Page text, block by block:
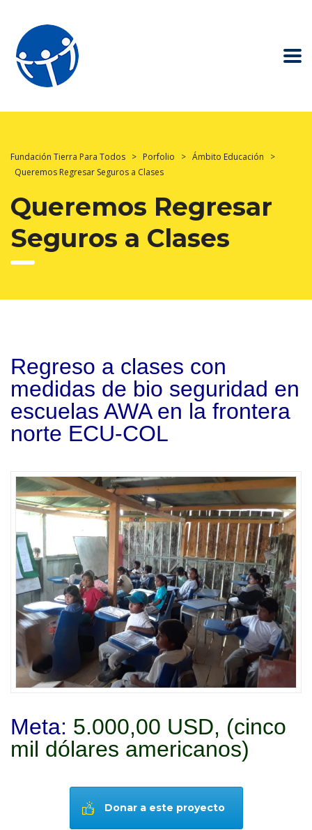
Fundación Tierra Para Todos > Porfolio > Ámbito Educación
>
Queremos Regresar Seguros a Clases
Queremos Regresar
Seguros a Clases
Regreso a clases con
medidas de bio seguridad en
escuelas AWA en la frontera
norte ECU-COL
Meta: 5.000,00 USD, (cinco
mil dólares americanos)
Donar a este proyecto